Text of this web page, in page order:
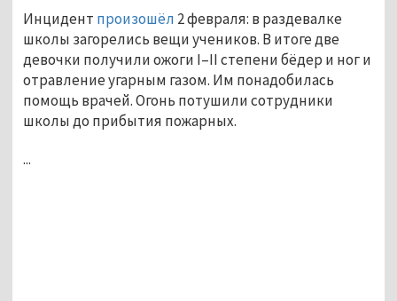
Инцидент произошёл 2 февраля: в раздевалке
школы загорелись вещи учеников. В итоге две
девочки получили ожоги I–II степени бёдер и ног и
отравление угарным газом. Им понадобилась
помощь врачей. Огонь потушили сотрудники
школы до прибытия пожарных.
...